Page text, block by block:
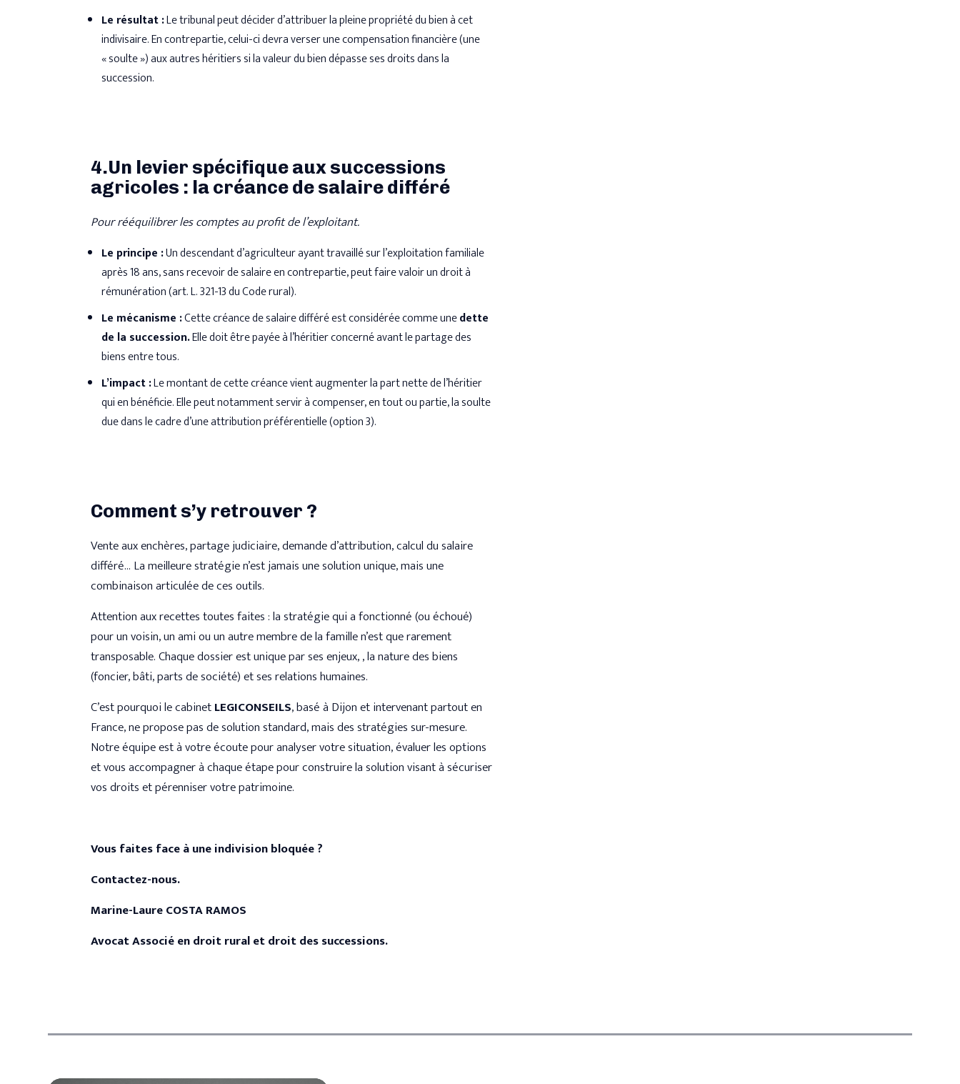
Le résultat :Le tribunal peut décider d’attribuer la pleine propriété du bien à cet
indivisaire. En contrepartie, celui-ci devra verser une compensation financière (une
« soulte ») aux autres héritiers si la valeur du bien dépasse ses droits dans la
succession.
4.Un levier spécifique aux successions
agricoles : la créance de salaire différé
Pour rééquilibrer les comptes au profit de l’exploitant.
Le principe :Un descendant d’agriculteur ayant travaillé sur l’exploitation familiale
après 18 ans, sans recevoir de salaire en contrepartie, peut faire valoir un droit à
rémunération (art. L. 321-13 du Code rural).
Le mécanisme :Cette créance de salaire différé est considérée comme unedette
de la succession.Elle doit être payée à l’héritier concerné avant le partage des
biens entre tous.
L’impact :Le montant de cette créance vient augmenter la part nette de l’héritier
qui en bénéficie. Elle peut notamment servir à compenser, en tout ou partie, la soulte
due dans le cadre d’une attribution préférentielle (option 3).
Comment s’y retrouver ?
Vente aux enchères, partage judiciaire, demande d’attribution, calcul du salaire
différé… La meilleure stratégie n’est jamais une solution unique, mais une
combinaison articulée de ces outils.
Attention aux recettes toutes faites : la stratégie qui a fonctionné (ou échoué)
pour un voisin, un ami ou un autre membre de la famille n’est que rarement
transposable. Chaque dossier est unique par ses enjeux, , la nature des biens
(foncier, bâti, parts de société) et ses relations humaines.
C’est pourquoi le cabinetLEGICONSEILS, basé à Dijon et intervenant partout en
France, ne propose pas de solution standard, mais des stratégies sur-mesure.
Notre équipe est à votre écoute pour analyser votre situation, évaluer les options
et vous accompagner à chaque étape pour construire la solution visant à sécuriser
vos droits et pérenniser votre patrimoine.
Vous faites face à une indivision bloquée ?
Contactez-nous.
Marine-Laure COSTA RAMOS
Avocat Associé en droit rural et droit des successions.